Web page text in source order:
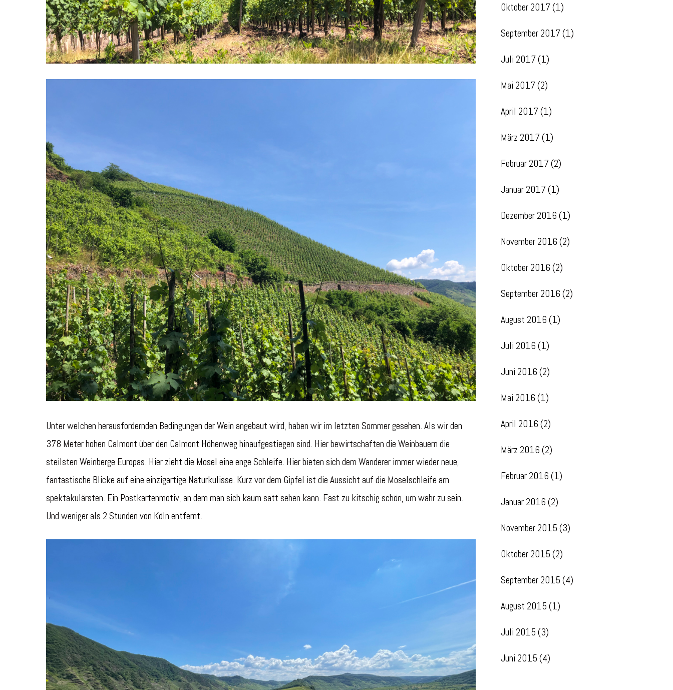
Unter welchen herausfordernden Bedingungen der Wein angebaut wird, haben wir im letzten Sommer gesehen. Als wir den
378 Meter hohen Calmont über den Calmont Höhenweg hinaufgestiegen sind. Hier bewirtschaften die Weinbauern die
steilsten Weinberge Europas. Hier zieht die Mosel eine enge Schleife. Hier bieten sich dem Wanderer immer wieder neue,
fantastische Blicke auf eine einzigartige Naturkulisse. Kurz vor dem Gipfel ist die Aussicht auf die Moselschleife am
spektakulärsten. Ein Postkartenmotiv, an dem man sich kaum satt sehen kann. Fast zu kitschig schön, um wahr zu sein.
Und weniger als 2 Stunden von Köln entfernt.
Oktober 2017(1)
September 2017(1)
Juli 2017(1)
Mai 2017(2)
April 2017(1)
März 2017(1)
Februar 2017(2)
Januar 2017(1)
Dezember 2016 (1)
November 2016 (2)
Oktober 2016 (2)
September 2016 (2)
August 2016 (1)
Juli 2016 (1)
Juni 2016 (2)
Mai 2016 (1)
April 2016 (2)
März 2016 (2)
Februar 2016 (1)
Januar 2016 (2)
November 2015 (3)
Oktober 2015 (2)
September 2015 (4)
August 2015 (1)
Juli 2015 (3)
Juni 2015 (4)